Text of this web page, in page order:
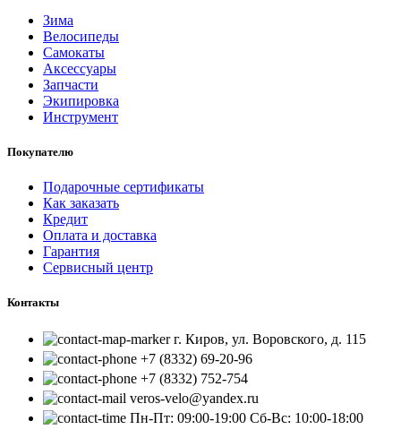
Зима
Велосипеды
Самокаты
Аксессуары
Запчасти
Экипировка
Инструмент
Покупателю
Подарочные сертификаты
Как заказать
Кредит
Оплата и доставка
Гарантия
Сервисный центр
Контакты
г. Киров, ул. Воровского, д. 115
+7 (8332) 69-20-96
+7 (8332) 752-754
veros-velo@yandex.ru
Пн-Пт: 09:00-19:00 Сб-Вс: 10:00-18:00